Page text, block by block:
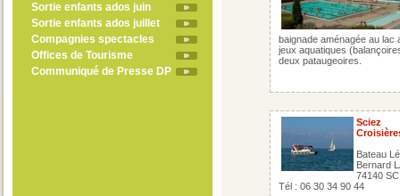
Sortie enfants ados juin
Sortie enfants ados juillet
Compagnies spectacles
Offices de Tourisme
Communiqué de Presse DP
baignade aménagée au
jeux aquatiques
deux pataugeoires.
Sciez
Bateau
Bernard
74140
Tél : 06 30 34 90 44